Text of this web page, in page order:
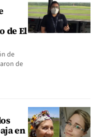
de El
de
de
en